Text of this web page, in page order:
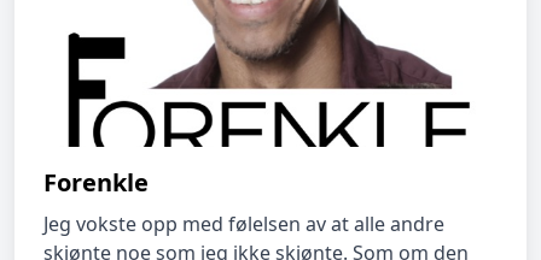
Forenkle
Jeg vokste opp med følelsen av at alle andre
skjønte noe som jeg ikke skjønte. Som om den